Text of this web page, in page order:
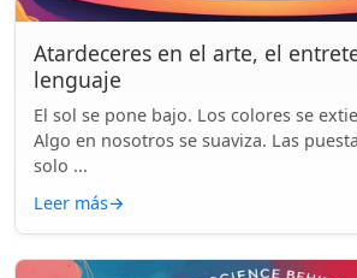
Atardeceres en el arte, el
lenguaje
El sol se pone bajo. Los colores se
Algo en nosotros se suaviza. Las
solo ...
Leer más→